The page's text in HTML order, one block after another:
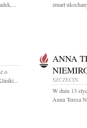
zmarł
o
ANNA
SZCZECIN
W dniu 13
Anna Teresa